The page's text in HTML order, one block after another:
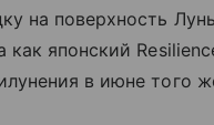
на поверхность
как японский
в июне того